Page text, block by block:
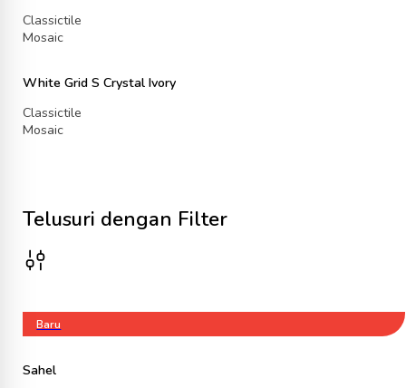
Classictile
Mosaic
White Grid S Crystal Ivory
Classictile
Mosaic
Telusuri dengan Filter
Baru
Sahel